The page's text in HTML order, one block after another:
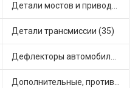
Детали мостов и привода трансмиссии (58)
Детали трансмиссии (35)
Дефлекторы автомобильные (2)
Дополнительные, противотуманные фары (2)